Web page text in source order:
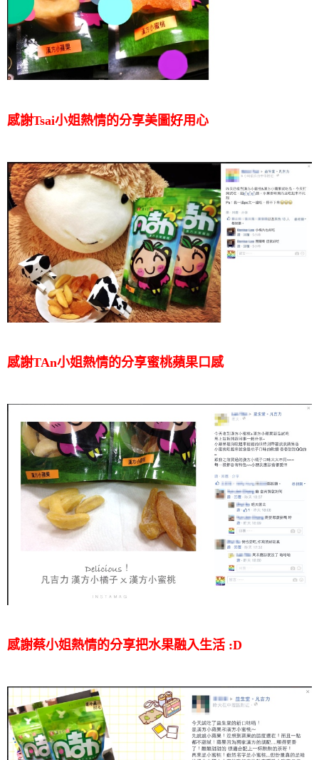
感謝Tsai小姐熱情的分享美圖好用心
感謝TAn小姐熱情的分享蜜桃蘋果口感
感謝蔡小姐熱情的分享把水果融入生活 :D